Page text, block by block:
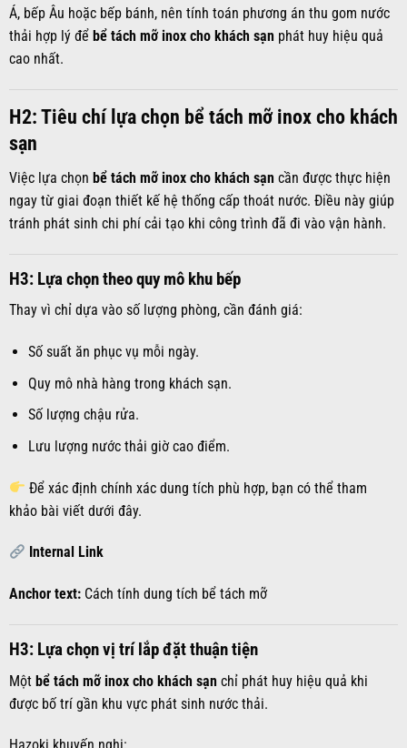
Á, bếp Âu hoặc bếp bánh, nên tính toán phương án thu gom nước
thải hợp lý để bể tách mỡ inox cho khách sạn phát huy hiệu quả
cao nhất.
H2: Tiêu chí lựa chọn bể tách mỡ inox cho khách
sạn
Việc lựa chọn bể tách mỡ inox cho khách sạn cần được thực hiện
ngay từ giai đoạn thiết kế hệ thống cấp thoát nước. Điều này giúp
tránh phát sinh chi phí cải tạo khi công trình đã đi vào vận hành.
H3: Lựa chọn theo quy mô khu bếp
Thay vì chỉ dựa vào số lượng phòng, cần đánh giá:
Số suất ăn phục vụ mỗi ngày.
Quy mô nhà hàng trong khách sạn.
Số lượng chậu rửa.
Lưu lượng nước thải giờ cao điểm.
Để xác định chính xác dung tích phù hợp, bạn có thể tham
khảo bài viết dưới đây.
Internal Link
Anchor text: Cách tính dung tích bể tách mỡ
H3: Lựa chọn vị trí lắp đặt thuận tiện
Một bể tách mỡ inox cho khách sạn chỉ phát huy hiệu quả khi
được bố trí gần khu vực phát sinh nước thải.